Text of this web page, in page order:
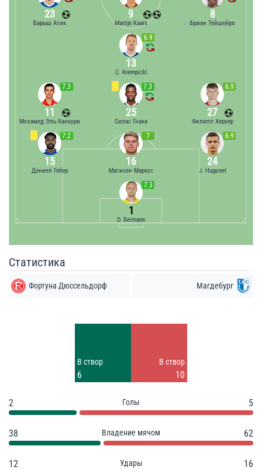
7.3
1
D. Reimann
7.2
15
Дэниел Гебер
7
16
Матисен Маркус
6.9
24
J. Hugonet
7.3
11
Мохамед Эль-Ханкури
7.3
25
Силас Гнака
6.9
27
Филипп Херхер
6.9
13
C. Krempicki
23
Барыш Атик
9
Martijn Kaars
8
Бриан Тейшейра
Статистика
Фортуна Дюссельдорф Магдебург
В створ
6
В створ
10
2 Голы 5
38 Владение мячом 62
12 Удары 16